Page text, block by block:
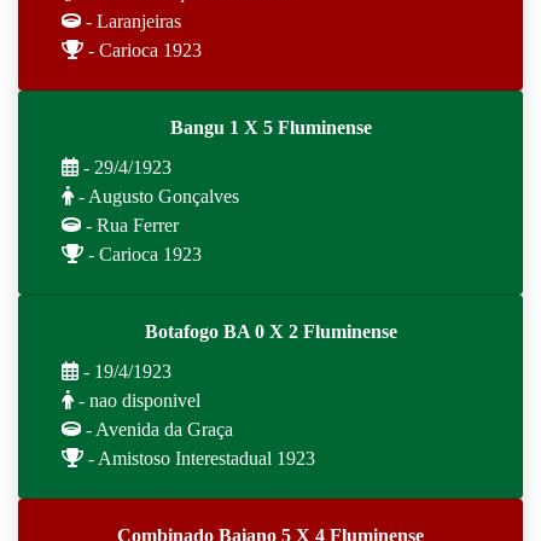
- Laranjeiras
- Carioca 1923
Bangu 1 X 5 Fluminense
- 29/4/1923
- Augusto Gonçalves
- Rua Ferrer
- Carioca 1923
Botafogo BA 0 X 2 Fluminense
- 19/4/1923
- nao disponivel
- Avenida da Graça
- Amistoso Interestadual 1923
Combinado Baiano 5 X 4 Fluminense